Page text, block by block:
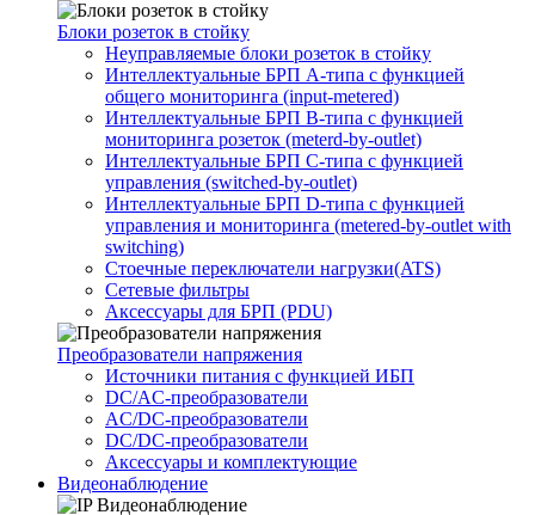
Блоки розеток в стойку
Неуправляемые блоки розеток в стойку
Интеллектуальные БРП А-типа с функцией
общего мониторинга (input-metered)
Интеллектуальные БРП B-типа с функцией
мониторинга розеток (meterd-by-outlet)
Интеллектуальные БРП C-типа с функцией
управления (switched-by-outlet)
Интеллектуальные БРП D-типа с функцией
управления и мониторинга (metered-by-outlet with
switching)
Стоечные переключатели нагрузки(ATS)
Сетевые фильтры
Аксессуары для БРП (PDU)
Преобразователи напряжения
Источники питания c функцией ИБП
DC/AC-преобразователи
AC/DC-преобразователи
DC/DC-преобразователи
Аксессуары и комплектующие
Видеонаблюдение